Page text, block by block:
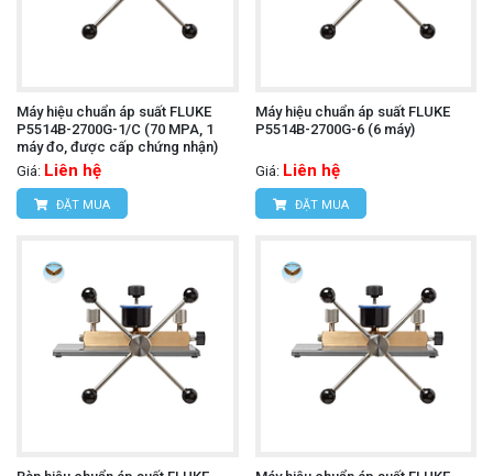
Máy hiệu chuẩn áp suất FLUKE
P5514B-2700G-1/C (70 MPA, 1
máy đo, được cấp chứng nhận)
Giá: Liên hệ
ĐẶT MUA
Máy hiệu chuẩn áp suất FLUKE
P5514B-2700G-6 (6 máy)
Giá: Liên hệ
ĐẶT MUA